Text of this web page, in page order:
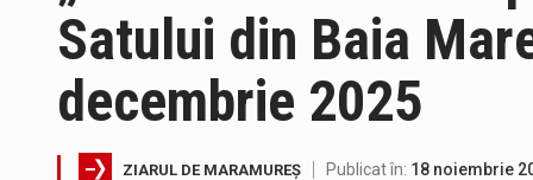
Interval de valabilitate: 05
SIMULARE EXERCITIU. Prin
Satului din Baia
decembrie 2025
ZIARUL DE MARAMUREȘ Publicat în: 18 noiembrie